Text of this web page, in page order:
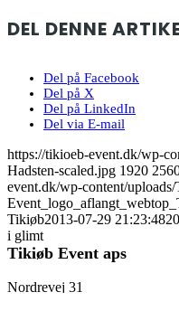
DEL DENNE
Del på Facebook
Del på X
Del på LinkedIn
Del via E-mail
https://tikioeb-event.dk/wp-
Hadsten-scaled.jpg 1920
event.dk/wp-content/
Tikiøb2013-07-29 21:23:48
i glimt
Tikiøb Event aps
Nordrevej 31